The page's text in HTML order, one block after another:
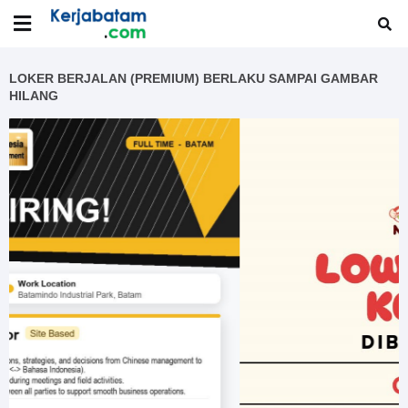
LOKER BERJALAN (PREMIUM) BERLAKU SAMPAI GAMBAR
HILANG